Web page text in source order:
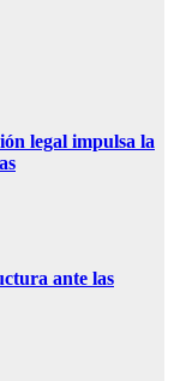
legal impulsa la
ante las